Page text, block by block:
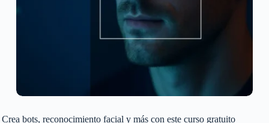
Crea bots, reconocimiento facial y más con este curso gratuito